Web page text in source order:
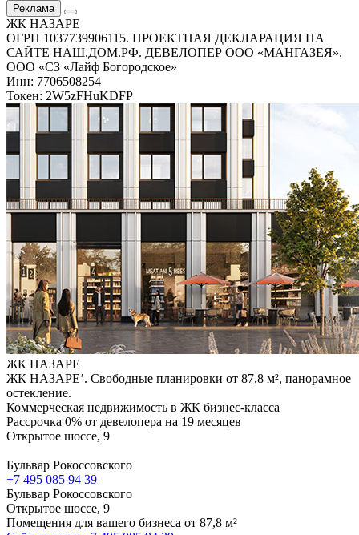
Реклама
ЖК НАЗАРЕ
ОГРН 1037739906115. ПРОЕКТНАЯ ДЕКЛАРАЦИЯ НА
САЙТЕ НАШ.ДОМ.РФ. ДЕВЕЛОПЕР ООО «МАНГАЗЕЯ».
ООО «СЗ «Лайф Богородское»
Инн: 7706508254
Токен: 2W5zFHuKDFP
ЖК НАЗАРЕ
ЖК НАЗАРЕ’. Свободные планировки от 87,8 м², панорамное
остекление.
Коммерческая недвижимость в ЖК бизнес-класса
Рассрочка 0% от девелопера на 19 месяцев
Открытое шоссе, 9
Бульвар Рокоссовского
+7 495 085 94 39
Бульвар Рокоссовского
Открытое шоссе, 9
Помещения для вашего бизнеса от 87,8 м²